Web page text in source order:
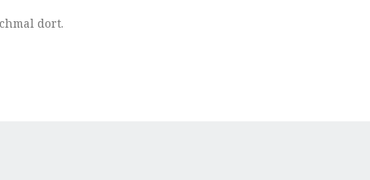
dort.